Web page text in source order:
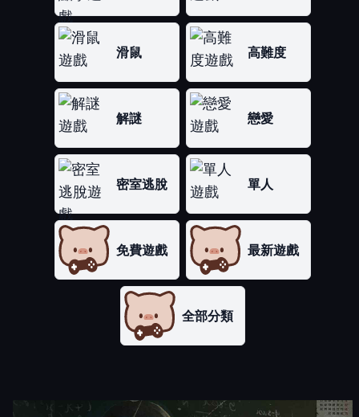
滑鼠 高難度
解謎 戀愛
密室逃脫 單人
免費遊戲 最新遊戲
全部分類